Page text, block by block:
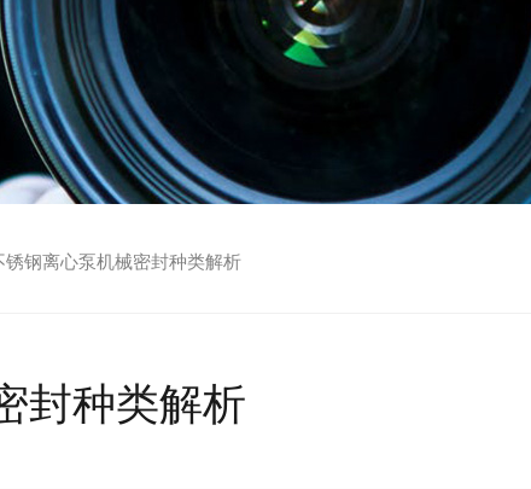
锈钢离心泵机械密封种类解析
封种类解析